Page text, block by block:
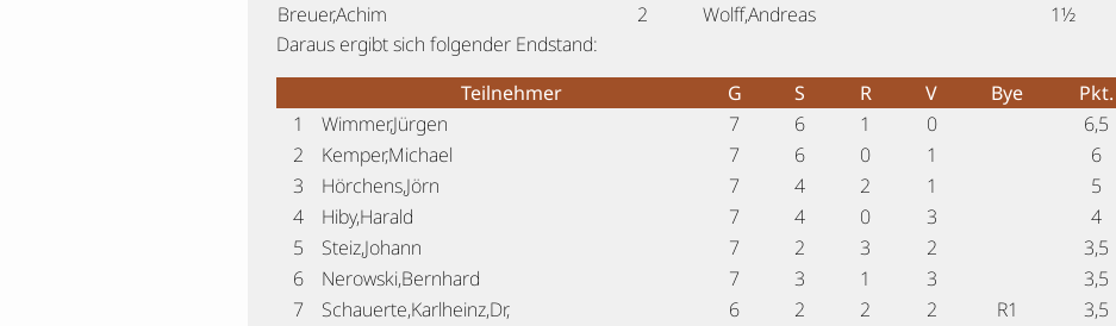
Breuer,Achim
2 Wolff,Andreas 1½
Daraus ergibt sich folgender Endstand:
Teilnehmer
G S R V Bye Pkt.
1
Wimmer,Jürgen 7 6 1 0 6,5
2
Kemper,Michael 7 6 0 1 6
3
Hörchens,Jörn 7 4 2 1 5
4
Hiby,Harald 7 4 0 3 4
5
Steiz,Johann 7 2 3 2 3,5
6
Nerowski,Bernhard 7 3 1 3 3,5
7
Schauerte,Karlheinz,Dr, 6 2 2 2 R1 3,5